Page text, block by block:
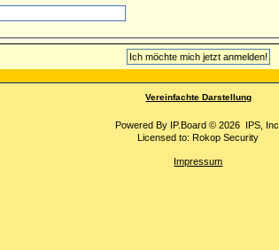
Vereinfachte Darstellung
Powered By IP.Board© 2026 IPS, Inc
Licensed to: Rokop Security
Impressum